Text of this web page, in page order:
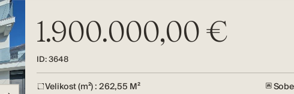
1.900.000,00 €
ID: 3648
Velikost (m²) : 262,55 M²